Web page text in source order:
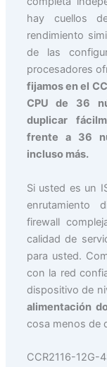
hay cuellos
rendimiento
de las
procesadores
fijamos en el
CPU de 36
duplicar
frente a 36
incluso más.
Si usted es un
enrutamiento
firewall
calidad de
para usted.
con la red
dispositivo de
alimentación
cosa menos de
CCR2116-12G-